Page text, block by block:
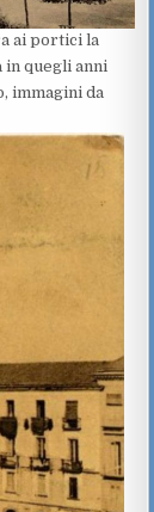
ai portici la
in quegli anni
immagini da